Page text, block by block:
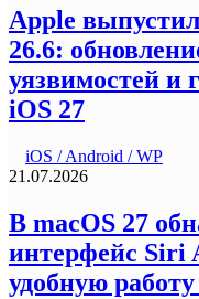
Apple
26.6:
уязвимостей и
iOS 27
iOS / Android / WP
21.07.2026
В macOS 27
интерфейс Siri
удобную